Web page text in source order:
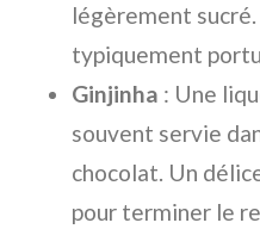
légèrement
typiquement
Ginjinha : Une
souvent servie
chocolat. Un
pour terminer le